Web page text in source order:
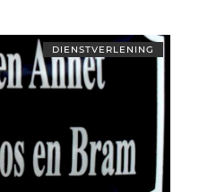
DIENSTVERLENING